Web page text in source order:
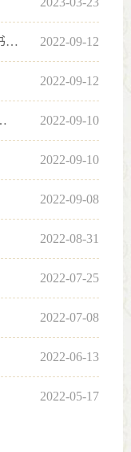
【勤廉榜样】 以脱贫为新起点接续奋进乡村振兴——记全国脱贫攻坚先进个人、恭城瑶族自治县莲花镇崇岭村党支部书记赵进忠 2022-09-12
2022-09-12
先进个人、桂林市临桂区五通镇党委委员、... 2022-09-10
2022-09-10
2022-09-08
2022-08-31
2022-07-25
2022-07-08
2022-06-13
2022-05-17